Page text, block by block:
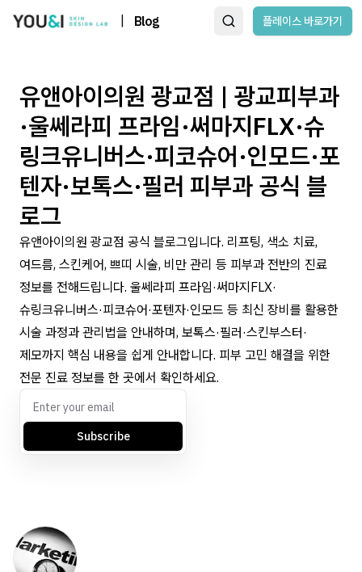
Blog 플레이스 바로가기
유앤아이의원 광교점 | 광교피부과
·울쎄라피 프라임·써마지FLX·슈
링크유니버스·피코슈어·인모드·포
텐자·보톡스·필러 피부과 공식 블
로그
유앤아이의원 광교점 공식 블로그입니다. 리프팅, 색소 치료,
여드름, 스킨케어, 쁘띠 시술, 비만 관리 등 피부과 전반의 진료
정보를 전해드립니다. 울쎄라피 프라임·써마지FLX·
슈링크유니버스·피코슈어·포텐자·인모드 등 최신 장비를 활용한
시술 과정과 관리법을 안내하며, 보톡스·필러·스킨부스터·
제모까지 핵심 내용을 쉽게 안내합니다. 피부 고민 해결을 위한
전문 진료 정보를 한 곳에서 확인하세요.
Subscribe